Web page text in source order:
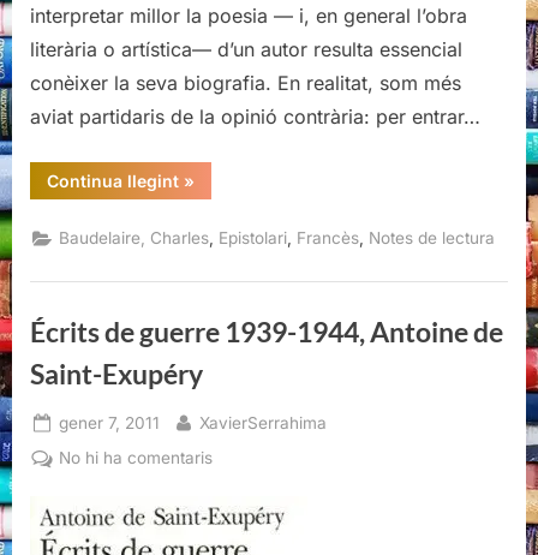
interpretar millor la poesia — i, en general l’obra
literària o artística— d’un autor resulta essencial
conèixer la seva biografia. En realitat, som més
aviat partidaris de la opinió contrària: per entrar…
Continua llegint“Correspondance,
Baudelaire,
2000”
»
Baudelaire, Charles Epistolari Francès Notes de lectura
Écrits de guerre 1939-1944, Antoine de
Saint-Exupéry
Posted
on
gener 7, 2011 By
XavierSerrahima
No hi ha comentarisa
de